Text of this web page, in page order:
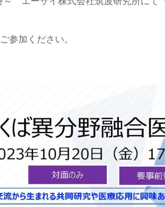
参加ください。